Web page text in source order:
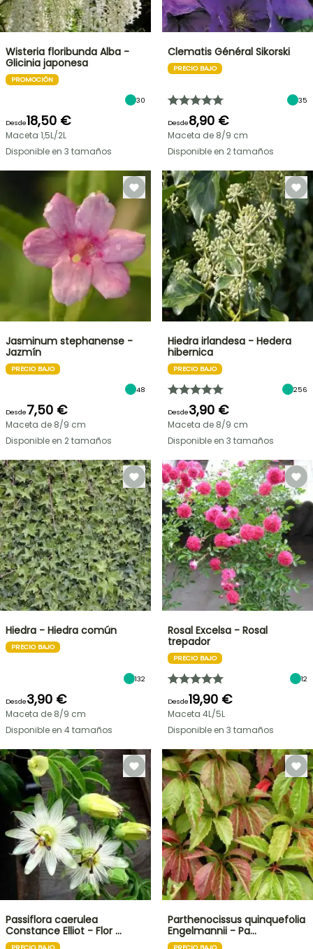
Wisteria floribunda Alba -
Glicinia japonesa
PROMOCIÓN
30
Desde18,50 €
Maceta 1,5L/2L
Disponible en 3 tamaños
Clematis Général Sikorski
PRECIO BAJO
35
Desde8,90 €
Maceta de 8/9 cm
Disponible en 2 tamaños
Jasminum stephanense -
Jazmín
PRECIO BAJO
48
Desde7,50 €
Maceta de 8/9 cm
Disponible en 2 tamaños
Hiedra irlandesa - Hedera
hibernica
PRECIO BAJO
256
Desde3,90 €
Maceta de 8/9 cm
Disponible en 3 tamaños
Hiedra - Hiedra común
PRECIO BAJO
132
Desde3,90 €
Maceta de 8/9 cm
Disponible en 4 tamaños
Rosal Excelsa - Rosal
trepador
PRECIO BAJO
12
Desde19,90 €
Maceta 4L/5L
Disponible en 3 tamaños
Passiflora caerulea
Constance Elliot - Flor …
Parthenocissus quinquefolia
Engelmannii - Pa…